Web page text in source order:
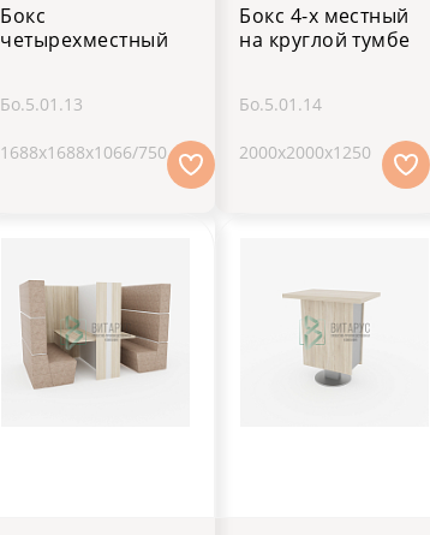
Бокс
четырехместный
Бо.5.01.13
1688х1688х1066/750
Бокс 4-х местный
на круглой тумбе
Бо.5.01.14
2000х2000х1250